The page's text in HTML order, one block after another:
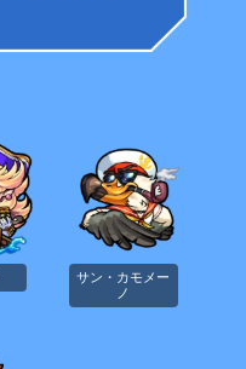
サン・カモメー
ノ